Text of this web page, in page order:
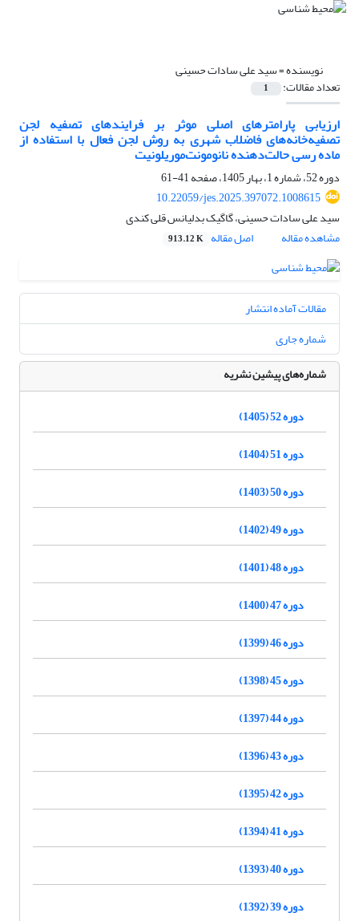
نویسنده =سید علی سادات حسینی
تعداد مقالات: 1
ارزیابی پارامترهای اصلی موثر بر فرایندهای تصفیه لجن
تصفیه‌خانه‌های فاضلاب شهری به روش لجن فعال با استفاده از
ماده رسی حالت‌دهنده نانومونت‌موریلونیت
دوره 52، شماره 1، بهار 1405، صفحه
41-61
10.22059/jes.2025.397072.1008615
سید علی سادات حسینی، گاگیک بدلیانس قلی کندی
مشاهده مقاله
اصل مقاله 913.12 K
مقالات آماده انتشار
شماره جاری
شماره‌های پیشین نشریه
دوره 52 (1405)
دوره 51 (1404)
دوره 50 (1403)
دوره 49 (1402)
دوره 48 (1401)
دوره 47 (1400)
دوره 46 (1399)
دوره 45 (1398)
دوره 44 (1397)
دوره 43 (1396)
دوره 42 (1395)
دوره 41 (1394)
دوره 40 (1393)
دوره 39 (1392)